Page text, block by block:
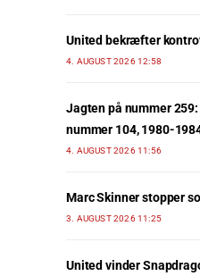
United bekræfter
4. AUGUST 2026 12:58
Jagten på nummer
nummer 104, 1980-
4. AUGUST 2026 11:56
Marc Skinner stopper
3. AUGUST 2026 11:25
United vinder